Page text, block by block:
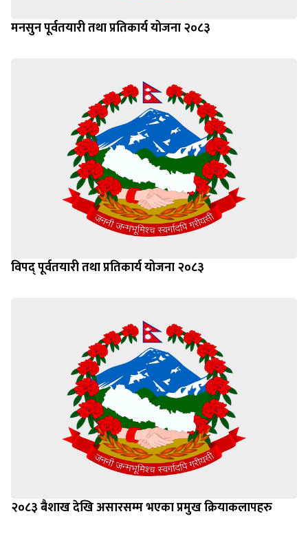
मनसुन पूर्वतयारी तथा प्रतिकार्य योजना २०८३
विपद् पूर्वतयारी तथा प्रतिकार्य योजना २०८३
२०८३ बैशाख देखि असारसम्म भएका प्रमुख क्रियाकलापहरु